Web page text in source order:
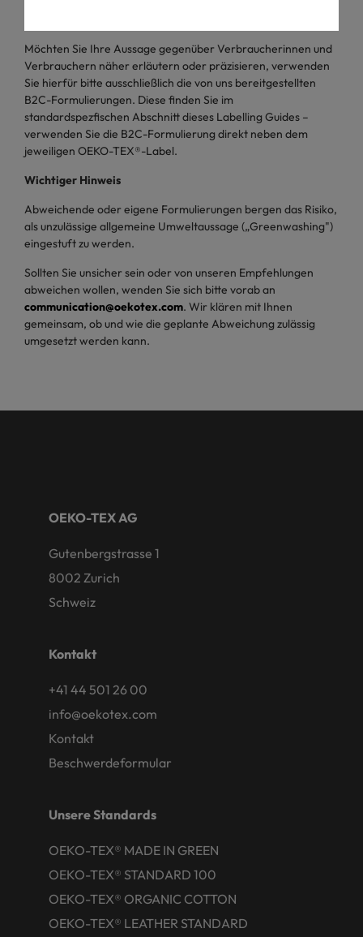
Möchten Sie Ihre Aussage gegenüber Verbraucherinnen und
Verbrauchern näher erläutern oder präzisieren, verwenden
Sie hierfür bitte ausschließlich die von uns bereitgestellten
B2C-Formulierungen. Diese finden Sie im
standardspezfischen Abschnitt dieses Labelling Guides –
verwenden Sie die B2C-Formulierung direkt neben dem
jeweiligen OEKO-TEX®-Label.
Wichtiger Hinweis
Abweichende oder eigene Formulierungen bergen das Risiko,
als unzulässige allgemeine Umweltaussage („Greenwashing")
eingestuft zu werden.
Sollten Sie unsicher sein oder von unseren Empfehlungen
abweichen wollen, wenden Sie sich bitte vorab an
communication@oekotex.com. Wir klären mit Ihnen
gemeinsam, ob und wie die geplante Abweichung zulässig
umgesetzt werden kann.
OEKO-TEX AG
Gutenbergstrasse 1
8002 Zurich
Schweiz
Kontakt
+41 44 501 26 00
info@oekotex.com
Kontakt
Beschwerdeformular
Unsere Standards
OEKO-TEX® MADE IN GREEN
OEKO-TEX® STANDARD 100
OEKO-TEX® ORGANIC COTTON
OEKO-TEX® LEATHER STANDARD